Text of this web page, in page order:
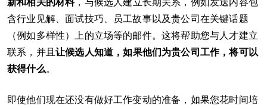
含行业见解、面试技巧、员工故事以及贵公司在关键话题
（例如多样性）上的立场等的邮件。这将帮助您与人才建立
联系，并且 让候选人知道，如果他们为贵公司工作，将可以
获得什么。
即使他们现在还没有做好工作变动的准备，如果您花时间培